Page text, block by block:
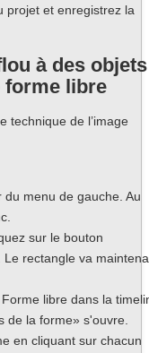
projet et enregistrez la
à des objets
forme libre
technique de l’image
menu de gauche. Au
sur le bouton
Le rectangle va
libre dans la
de la forme» s'ouvre.
en cliquant sur chacun